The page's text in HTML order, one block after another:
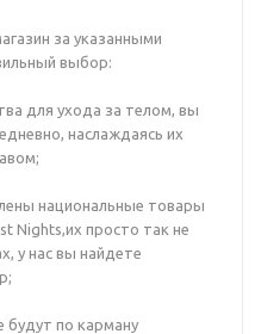
за указанными
выбор:
для ухода за телом, вы
наслаждаясь их
национальные товары
Nights,их просто так не
у нас вы найдете
по карману